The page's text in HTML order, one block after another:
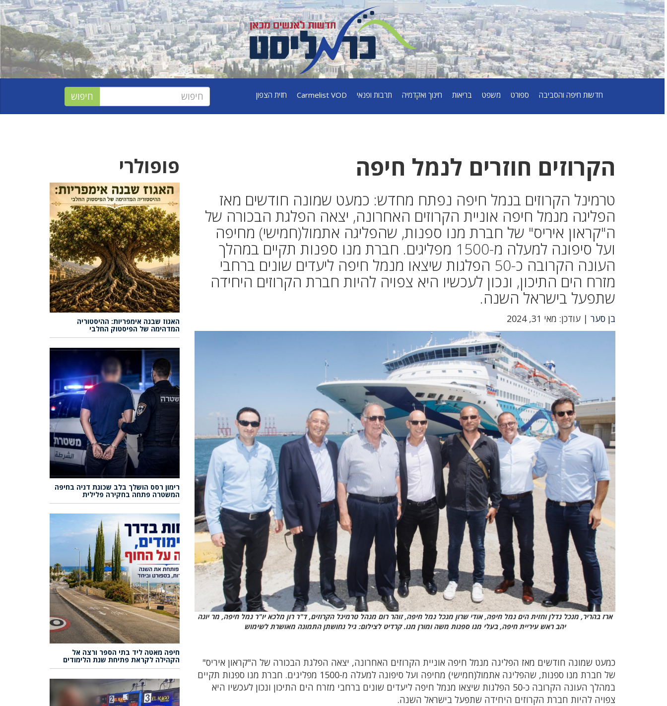
חדשות חיפה והסביבה ספורט משפט בריאות חינוך ואקדמיה תרבות ופנאי Carmelist VOD חזית הצפון
הקרוזים חוזרים לנמל חיפה
טרמינל הקרוזים בנמל חיפה נפתח מחדש: כמעט שמונה חודשים מאז
הפליגה מנמל חיפה אוניית הקרוזים האחרונה, יצאה הפלגת הבכורה של
ה"קראון איריס" של חברת מנו ספנות, שהפליגה אתמול(חמישי) מחיפה
ועל סיפונה למעלה מ-1500 מפליגים. חברת מנו ספנות תקיים במהלך
העונה הקרובה כ-50 הפלגות שיצאו מנמל חיפה ליעדים שונים ברחבי
מזרח הים התיכון, ונכון לעכשיו היא צפויה להיות חברת הקרוזים היחידה
שתפעל בישראל השנה.
בן סער | עודכן: מאי 31, 2024
ארז בהריר, מנכל נדלן וחזית הים נמל חיפה, אודי שרון מנכל נמל חיפה, זוהר רום מנהל טרמינל הקרוזים, ד"ר רון מלכא יו"ר נמל חיפה, מר יונה
יהב ראש עיריית חיפה, בעלי מנו ספנות משה ומורן מנו. קרדיט לצילום: גיל נחושתן התמונה מאושרת לשימוש
כמעט שמונה חודשים מאז הפליגה מנמל חיפה אוניית הקרוזים האחרונה, יצאה הפלגת הבכורה של ה"קראון איריס"
של חברת מנו ספנות, שהפליגה אתמול(חמישי) מחיפה ועל סיפונה למעלה מ-1500 מפליגים. חברת מנו ספנות תקיים
במהלך העונה הקרובה כ-50 הפלגות שיצאו מנמל חיפה ליעדים שונים ברחבי מזרח הים התיכון ונכון לעכשיו היא
צפויה להיות חברת הקרוזים היחידה שתפעל בישראל השנה.
פופולרי
האגוז שבנה אימפריות: ההיסטוריה
המדהימה של הפיסטוק החלבי
רימון רסס הושלך בלב שכונת דניה בחיפה
המשטרה פתחה בחקירה פלילית
חיפה מאטה ליד בתי הספר ורצה אל
הקהילה לקראת פתיחת שנת הלימודים